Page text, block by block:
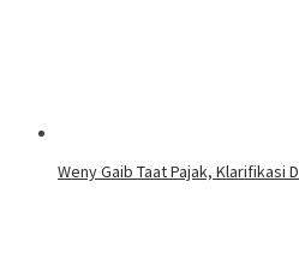
Weny Gaib Taat Pajak, Klarifikasi